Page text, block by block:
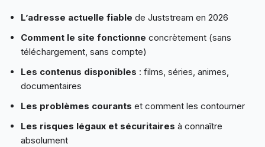
L’adresse actuelle fiable de Juststream en 2026
Comment le site fonctionne concrètement (sans
téléchargement, sans compte)
Les contenus disponibles : films, séries, animes,
documentaires
Les problèmes courants et comment les contourner
Les risques légaux et sécuritaires à connaître
absolument